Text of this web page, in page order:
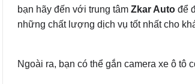
bạn hãy đến với trung tâm Zkar Auto để
những chất lượng dịch vụ tốt nhất cho
Ngoài ra, bạn có thể gắn camera xe ô